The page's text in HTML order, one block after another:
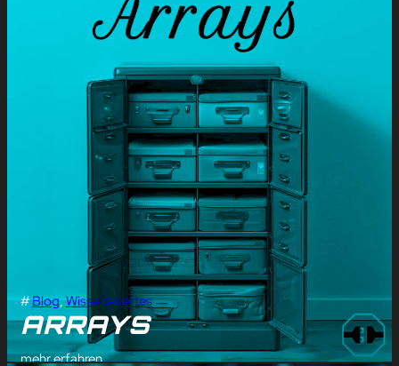
#Blog, Wissenswertes
ARRAYS
mehr erfahren